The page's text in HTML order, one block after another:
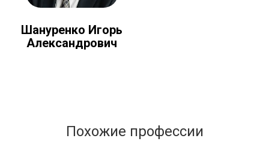
Шануренко Игорь
Александрович
Похожие профессии